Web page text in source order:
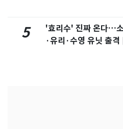
5
'효리수' 진짜 온다…
·유리·수영 유닛 출